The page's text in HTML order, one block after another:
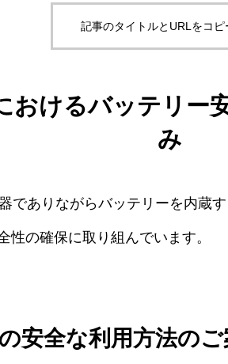
記事のタイトルとURLをコピ
おけるバッテリー
み
でありながらバッテリーを内蔵
性の確保に取り組んでいます。
安全な利用方法のご